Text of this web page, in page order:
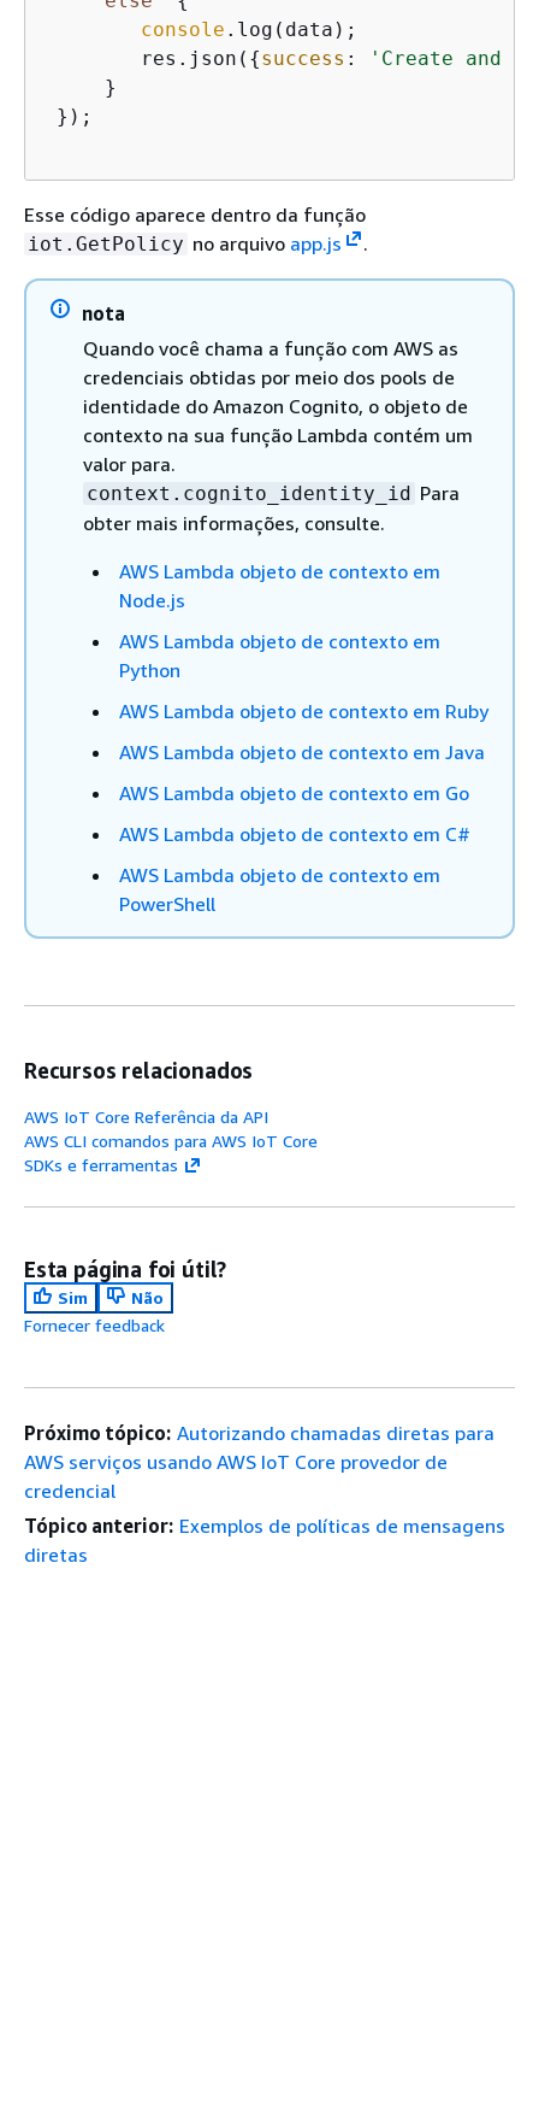
console .log(data);
        res.json(
{success :
'Create and
     }
});
Esse código aparece dentro da função
iot.GetPolicy no arquivo app.js .
nota
Quando você chama a função com AWS as
credenciais obtidas por meio dos pools de
identidade do Amazon Cognito, o objeto de
contexto na sua função Lambda contém um
valor para.
context.cognito_identity_id Para
obter mais informações, consulte.
AWS Lambda objeto de contexto em
Node.js
AWS Lambda objeto de contexto em
Python
AWS Lambda objeto de contexto em Ruby
AWS Lambda objeto de contexto em Java
AWS Lambda objeto de contexto em Go
AWS Lambda objeto de contexto em C#
AWS Lambda objeto de contexto em
PowerShell
Recursos relacionados
AWS IoT Core Referência da API
AWS CLI comandos para AWS IoT Core
SDKs e ferramentas
Esta página foi útil?
Sim
Não
Fornecer feedback
Próximo tópico: Autorizando chamadas diretas para
AWS serviços usando AWS IoT Core provedor de
credencial
Tópico anterior: Exemplos de políticas de mensagens
diretas